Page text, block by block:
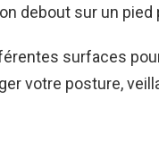
debout sur un pied
surfaces
votre posture,